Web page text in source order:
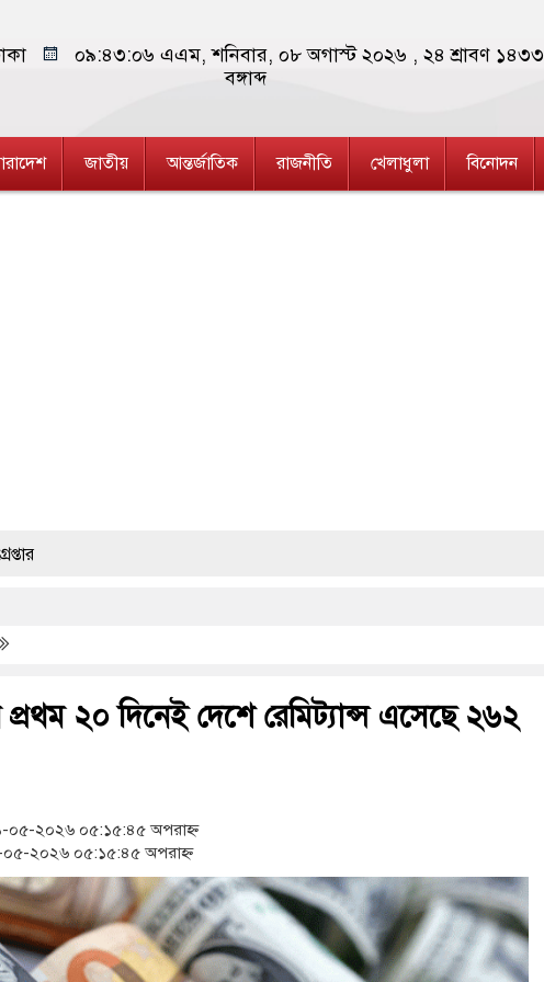
০৯:৪৩:০৭ এএম, শনিবার, ০৮ অগাস্ট ২০২৬ , ২৪ শ্রাবণ ১৪৩৩
বঙ্গাব্দ
জাতীয় আন্তর্জাতিক রাজনীতি খেলাধুলা বিনোদন
রক্তাক্ত ওয়ার্কশপ মালিক
১ বিজিবি
৪
৩ শিশুর মৃত্যু
২০ দিনেই দেশে রেমিট্যান্স এসেছে ২৬২
২০২৬ ০৫:১৫:৪৫ অপরাহ্ন
২০২৬ ০৫:১৫:৪৫ অপরাহ্ন